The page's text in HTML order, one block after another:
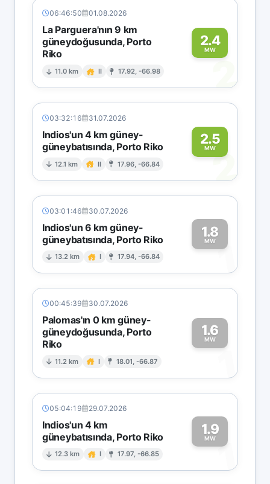
06:46:50 01.08.2026
La Parguera'nın 9 km
güneydoğusunda, Porto
Riko
11.0 km II 17.92, -66.98
2.4
MW
2
03:32:16 31.07.2026
Indios'un 4 km güney-
güneybatısında, Porto Riko
12.1 km II 17.96, -66.84
2.5
MW2
03:01:46 30.07.2026
Indios'un 6 km güney-
güneybatısında, Porto Riko
13.2 km I 17.94, -66.84
1.8
MW1
00:45:39 30.07.2026
Palomas'ın 0 km güney-
güneydoğusunda, Porto
Riko
11.2 km I 18.01, -66.87
1.6
MW
1
05:04:19 29.07.2026
Indios'un 4 km
güneybatısında, Porto Riko
12.3 km I 17.97, -66.85
1.9
MW1